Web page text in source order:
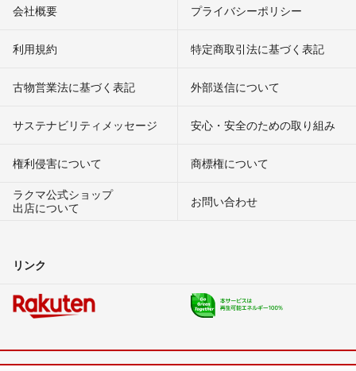
会社概要 プライバシーポリシー
利用規約 特定商取引法に基づく表記
古物営業法に基づく表記 外部送信について
サステナビリティメッセージ 安心・安全のための取り組み
権利侵害について
商標権について
ラクマ公式ショップ
出店について
お問い合わせ
リンク